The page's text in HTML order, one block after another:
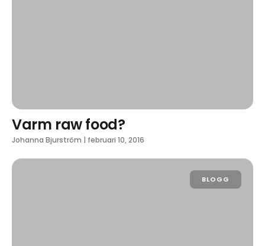
Varm raw food?
Johanna Bjurström | februari 10, 2016
BLOGG